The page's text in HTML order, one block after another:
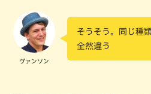
ヴァンソン
そうそう。同じ種
全然違う